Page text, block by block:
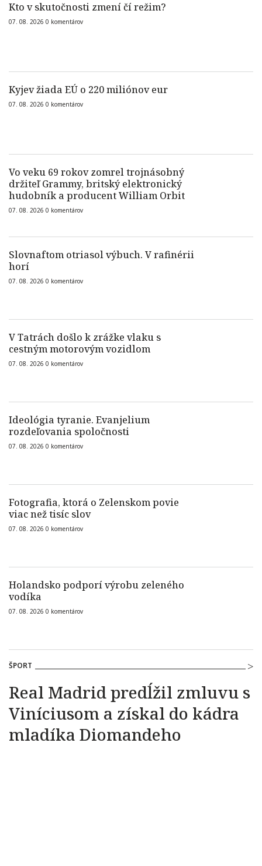
Kto v skutočnosti zmení čí režim?
07. 08. 2026 0 komentárov
Kyjev žiada EÚ o 220 miliónov eur
07. 08. 2026 0 komentárov
Vo veku 69 rokov zomrel trojnásobný
držiteľ Grammy, britský elektronický
hudobník a producent William Orbit
07. 08. 2026 0 komentárov
Slovnaftom otriasol výbuch. V rafinérii
horí
07. 08. 2026 0 komentárov
V Tatrách došlo k zrážke vlaku s
cestným motorovým vozidlom
07. 08. 2026 0 komentárov
Ideológia tyranie. Evanjelium
rozdeľovania spoločnosti
07. 08. 2026 0 komentárov
Fotografia, ktorá o Zelenskom povie
viac než tisíc slov
07. 08. 2026 0 komentárov
Holandsko podporí výrobu zeleného
vodíka
07. 08. 2026 0 komentárov
ŠPORT